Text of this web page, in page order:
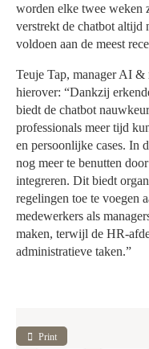
worden elke twee
verstrekt de chatbot
voldoen aan de meest
Teuje Tap, manager AI
hierover: “Dankzij
biedt de chatbot
professionals meer tijd
en persoonlijke cases. In
nog meer te benutten
integreren. Dit biedt
regelingen toe te voegen
medewerkers als
maken, terwijl de HR-
administratieve taken.”
Print